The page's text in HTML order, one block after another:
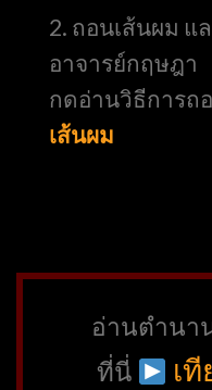
2. ถอนเส้นผม แ
อาจารย์กฤษฎา
กดอ่านวิธีการถ
เส้นผม
อ่านตำนา
ที่นี่ เ